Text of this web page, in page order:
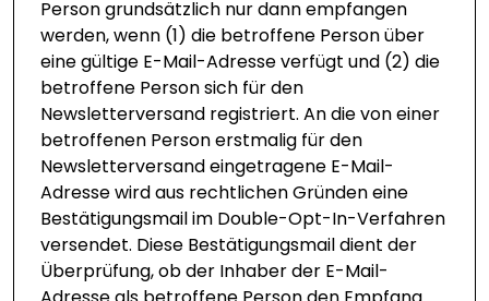
Person grundsätzlich nur dann empfangen
werden, wenn (1) die betroffene Person über
eine gültige E-Mail-Adresse verfügt und (2) die
betroffene Person sich für den
Newsletterversand registriert. An die von einer
betroffenen Person erstmalig für den
Newsletterversand eingetragene E-Mail-
Adresse wird aus rechtlichen Gründen eine
Bestätigungsmail im Double-Opt-In-Verfahren
versendet. Diese Bestätigungsmail dient der
Überprüfung, ob der Inhaber der E-Mail-